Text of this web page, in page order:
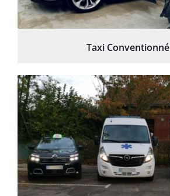
Taxi Conventionné